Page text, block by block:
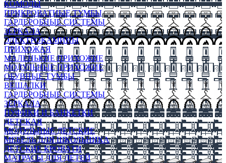
КОМОДЫ
ПРИКРОВАТНЫЕ ТУМБЫ
ГАРДЕРОБНЫЕ СИСТЕМЫ
ЗЕРКАЛА
ЭЛЕКТРОКАМИНЫ
ПРИХОЖАЯ
МАЛЕНЬКИЕ ПРИХОЖИЕ
МОДУЛЬНЫЕ ПРИХОЖИЕ
ОБУВНЫЕ ТУМБЫ
ВЕШАЛКИ
ГАРДЕРОБНЫЕ СИСТЕМЫ
ЗЕРКАЛА
ПУФИКИ И БАНКЕТКИ
ДЕТСКАЯ
МОДУЛЬНЫЕ ДЕТСКИЕ
МЕБЕЛЬ ДЛЯ ШКОЛЬНИКА
ДЕТСКИЕ КРОВАТИ
МАТРАСЫ ДЛЯ ДЕТЕЙ